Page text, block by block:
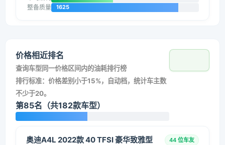
整备质量 1625
价格相近排名
查询车型同一价格区间内的油耗排行榜
排行标准：价格差别小于15%，自动档，统计车主数
不少于20。
第85名（共182款车型）
奥迪A4L 2022款 40 TFSI 豪华致雅型 44 位车友